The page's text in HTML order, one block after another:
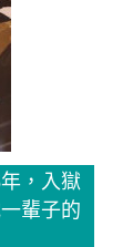
，入獄
輩子的